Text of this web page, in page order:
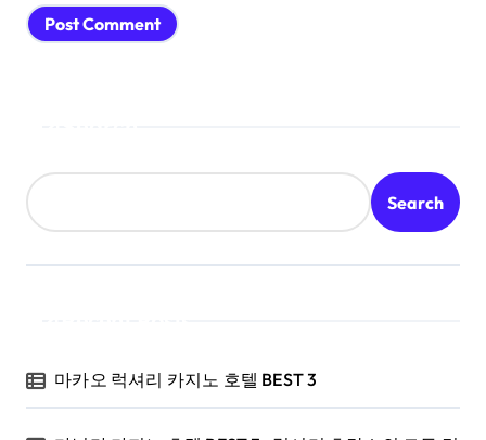
Search
마카오 럭셔리 카지노 호텔 BEST 3